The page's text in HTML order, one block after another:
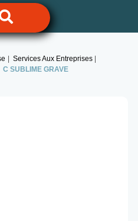
Services Aux Entreprises
C SUBLIME GRAVE